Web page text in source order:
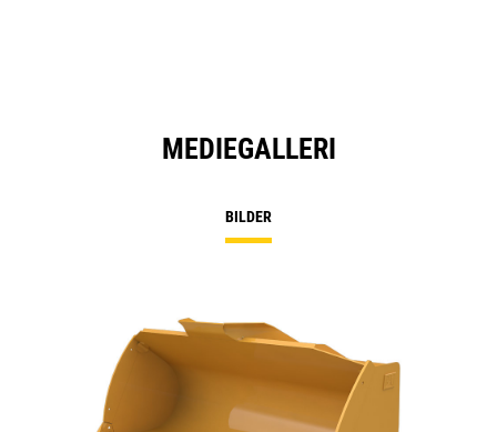
MEDIEGALLERI
BILDER